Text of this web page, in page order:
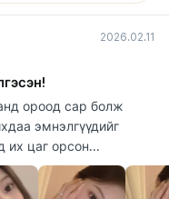
2026.02.11
ороод сар болж
эмнэлгүүдийг
их цаг орсон...